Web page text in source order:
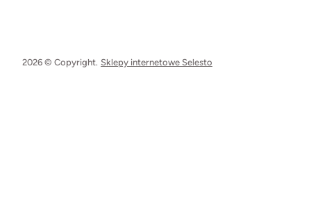
2026 © Copyright. Sklepy internetowe Selesto